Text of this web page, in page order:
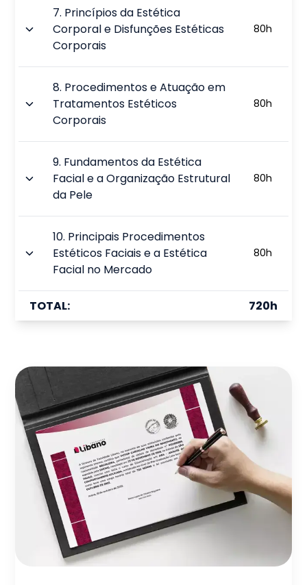
7. Princípios da Estética
Corporal e Disfunções Estéticas
Corporais
80h
8. Procedimentos e Atuação em
Tratamentos Estéticos
Corporais
80h
9. Fundamentos da Estética
Facial e a Organização Estrutural
da Pele
80h
10. Principais Procedimentos
Estéticos Faciais e a Estética
Facial no Mercado
80h
TOTAL: 720h